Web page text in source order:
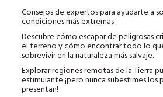
Consejos de expertos para ayudarte a
condiciones más extremas.
Descubre cómo escapar de peligrosas
el terreno y cómo encontrar todo lo
sobrevivir en la naturaleza más salvaje.
Explorar regiones remotas de la Tierra
estimulante ¡pero nunca subestimes los
presentan!